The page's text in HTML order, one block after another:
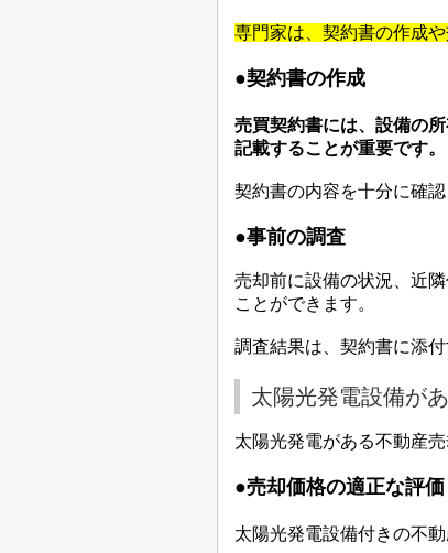
専門家は、契約書の作成
●契約書の作成
売買契約書には、設備の
記載することが重要です。
契約書の内容を十分に確
●事前の調査
売却前に設備の状況、近
ことができます。
調査結果は、契約書に添
太陽光発電設備が
太陽光発電がある不動産
●売却価格の適正な評価
太陽光発電設備付きの不